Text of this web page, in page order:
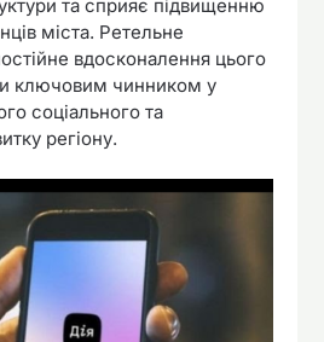
та сприяє підвищенню
міста. Ретельне
вдосконалення цього
ключовим чинником у
соціального та
регіону.